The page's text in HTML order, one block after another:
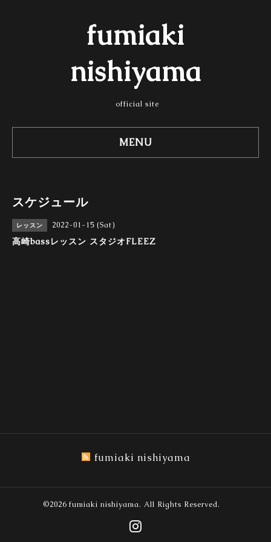
fumiaki
nishiyama
official site
MENU
スケジュール
レッスン 2022-01-15 (Sat)
高崎bassレッスン スタジオFLEEZ
fumiaki nishiyama
©2026 fumiaki nishiyama. All Rights Reserved.